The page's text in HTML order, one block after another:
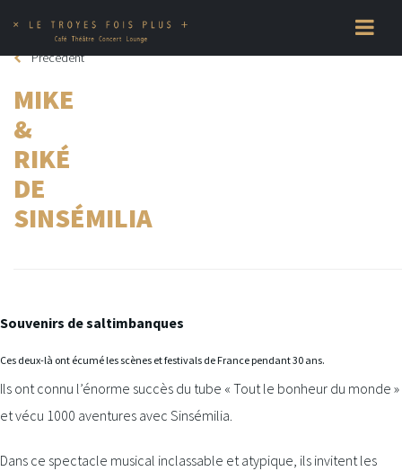
Toggle
Précédent
MIKE
&
RIKÉ
DE
SINSÉMILIA
Souvenirs de saltimbanques
Ces deux-là ont écumé les scènes et festivals de France pendant 30 ans.
Ils ont connu l’énorme succès du tube « Tout le bonheur du monde »
et vécu 1000 aventures avec Sinsémilia.
Dans ce spectacle musical inclassable et atypique, ils invitent les